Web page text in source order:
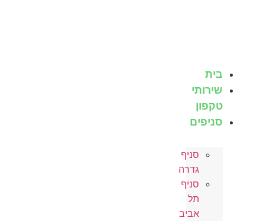
בית
שירותי
טקפון
סניפים
סניף
גדרה
סניף
אביב